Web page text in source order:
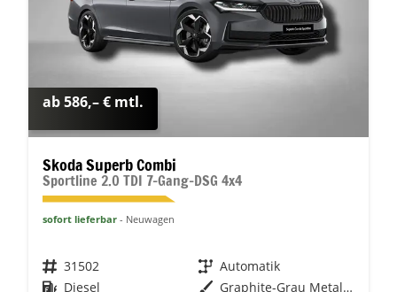
ab 586,– € mtl.
Skoda Superb Combi
Sportline 2.0 TDI 7-Gang-DSG 4x4
sofort lieferbar Neuwagen
Fahrzeugnr. 31502 Getriebe Automatik
Kraftstoff Diesel Außenfarbe
Graphite-Grau Metallic